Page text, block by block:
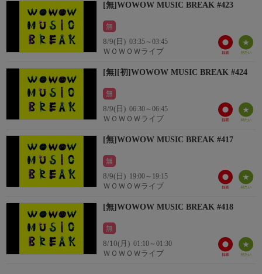
[無]WOWOW MUSIC BREAK #423
無
8/9(日) 03:35～03:45
ＷＯＷＯＷライブ
[無][初]WOWOW MUSIC BREAK #424
無
8/9(日) 06:30～06:45
ＷＯＷＯＷライブ
[無]WOWOW MUSIC BREAK #417
無
8/9(日) 19:00～19:15
ＷＯＷＯＷライブ
[無]WOWOW MUSIC BREAK #418
無
8/10(月) 01:10～01:30
ＷＯＷＯＷライブ